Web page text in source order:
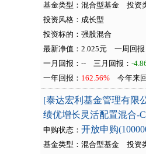
基金类型：混合型基金 投资
投资风格：成长型
投资标的：强股混合
最新净值：2.025元
一周回报
一月回报： -- 三月回报：-
一年回报： 162.56% 今年来
[泰达宏利基金管理有限
绩优增长灵活配置混合-C
申购状态： 开放申购
基金类型：混合型基金 投资